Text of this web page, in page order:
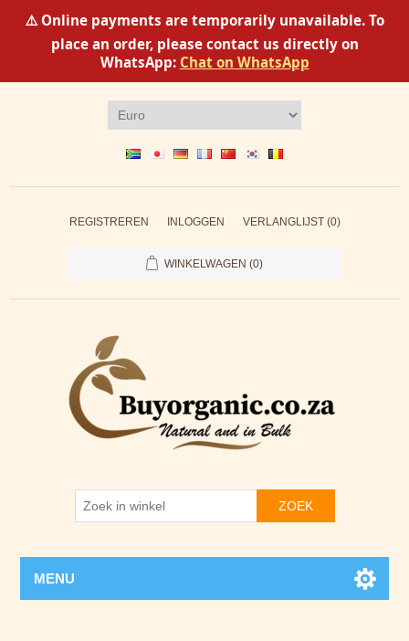
⚠️ Online payments are temporarily unavailable. To
place an order, please contact us directly on
WhatsApp: Chat on WhatsApp
REGISTREREN INLOGGEN VERLANGLIJST (0)
WINKELWAGEN (0)
ZOEK
MENU